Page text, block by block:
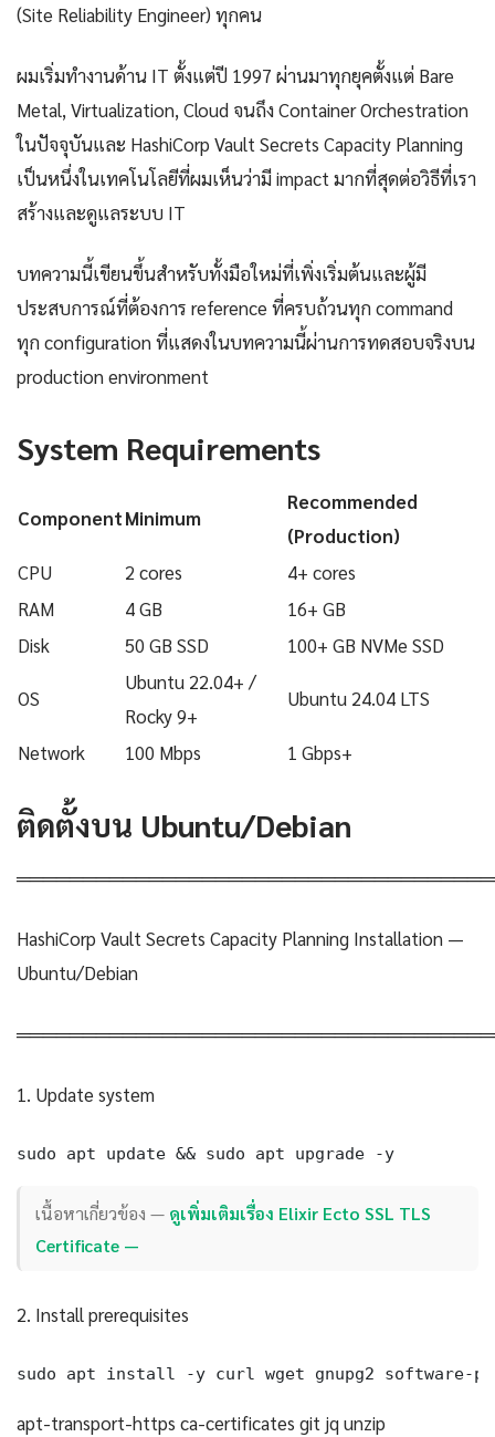
(Site Reliability Engineer) ทุกคน
ผมเริ่มทำงานด้าน IT ตั้งแต่ปี 1997 ผ่านมาทุกยุคตั้งแต่ Bare
Metal, Virtualization, Cloud จนถึง Container Orchestration
ในปัจจุบันและ HashiCorp Vault Secrets Capacity Planning
เป็นหนึ่งในเทคโนโลยีที่ผมเห็นว่ามี impact มากที่สุดต่อวิธีที่เรา
สร้างและดูแลระบบ IT
บทความนี้เขียนขึ้นสำหรับทั้งมือใหม่ที่เพิ่งเริ่มต้นและผู้มี
ประสบการณ์ที่ต้องการ reference ที่ครบถ้วนทุก command
ทุก configuration ที่แสดงในบทความนี้ผ่านการทดสอบจริงบน
production environment
System Requirements
ComponentMinimum
Recommended
(Production)
CPU
2 cores
4+ cores
RAM
4 GB
16+ GB
Disk
50 GB SSD 100+ GB NVMe SSD
OS
Ubuntu 22.04+ /
Rocky 9+
Ubuntu 24.04 LTS
Network 100 Mbps 1 Gbps+
ติดตั้งบน Ubuntu/Debian
HashiCorp Vault Secrets Capacity Planning Installation —
Ubuntu/Debian
1. Update system
sudo apt update && sudo apt upgrade -y
เนื้อหาเกี่ยวข้อง — ดูเพิ่มเติมเรื่อง Elixir Ecto SSL TLS
Certificate —
2. Install prerequisites
sudo apt install -y curl wget gnupg2 software-
apt-transport-https ca-certificates git jq unzip